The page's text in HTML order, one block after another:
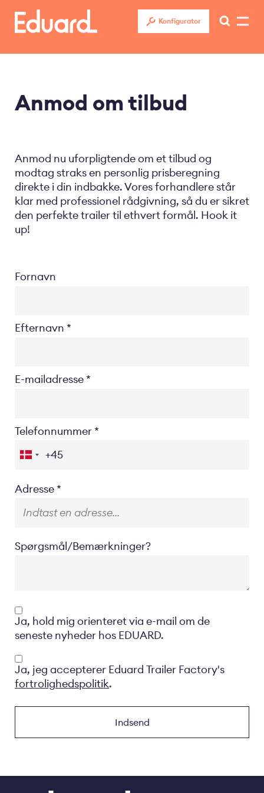
hovedindhold
Konfigurator
Anmod om tilbud
Anmod nu uforpligtende om et tilbud og
modtag straks en personlig prisberegning
direkte i din indbakke. Vores forhandlere står
klar med professionel rådgivning, så du er sikret
den perfekte trailer til ethvert formål. Hook it
up!
Fornavn
Efternavn
E-mailadresse
Telefonnummer
Location
Adresse
Spørgsmål/Bemærkninger?
Opt-
in
Ja, hold mig orienteret via e-mail om de
seneste nyheder hos EDUARD.
Privacyverklaring
Ja, jeg accepterer Eduard Trailer Factory's
fortrolighedspolitik.